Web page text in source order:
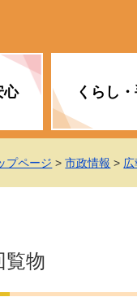
心
安全・安心）
くらし
明
支援
対策
プページ >市政情報 >
覧物